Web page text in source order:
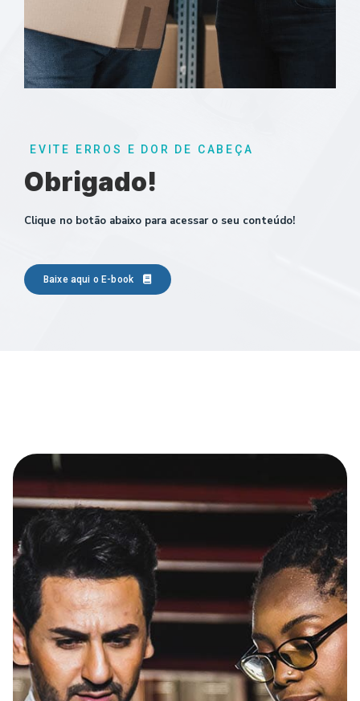
EVITE ERROS E DOR DE CABEÇA
Obrigado!
Clique no botão abaixo para acessar o seu conteúdo!
Baixe aqui o E-book